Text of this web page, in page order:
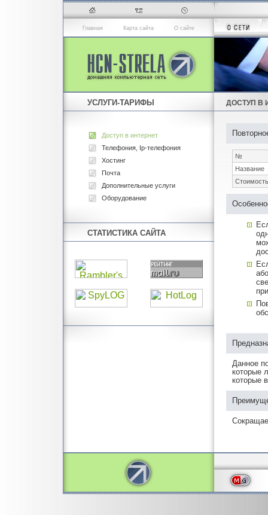
Главная Карта сайта О сайте
УСЛУГИ-ТАРИФЫ ДОСТУП В
Доступ в интернет
Телефония, Ip-телефония
Хостинг
Почта
Дополнительные услуги
Оборудование
СТАТИСТИКА САЙТА
№
Название
Данное
которые
которые